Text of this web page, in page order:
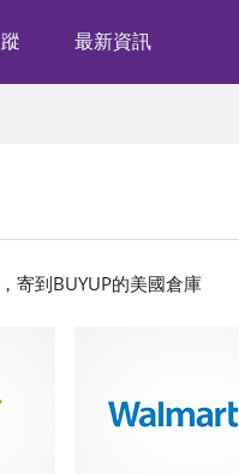
最新資訊
寄到BUYUP的美國倉庫